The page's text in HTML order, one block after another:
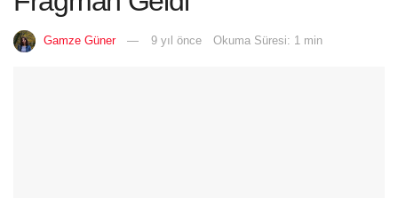
Gamze Güner 9 yıl önce Okuma Süresi: 1 min